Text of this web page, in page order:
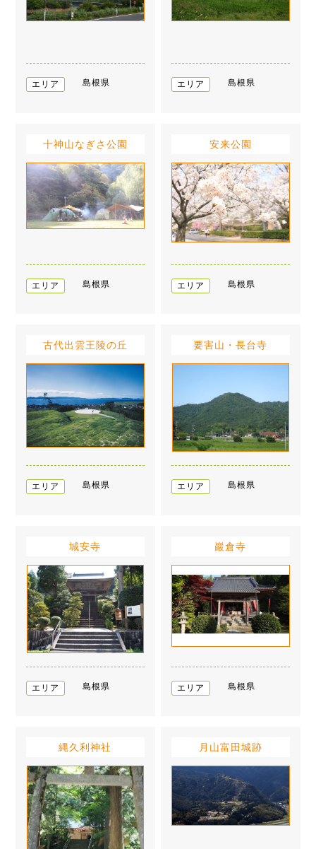
エリア 島根県 エリア 島根県
十神山なぎさ公園
エリア 島根県
安来公園
エリア 島根県
古代出雲王陵の丘
エリア 島根県
要害山・長台寺
エリア 島根県
城安寺
エリア 島根県
巖倉寺
エリア 島根県
縄久利神社 月山富田城跡